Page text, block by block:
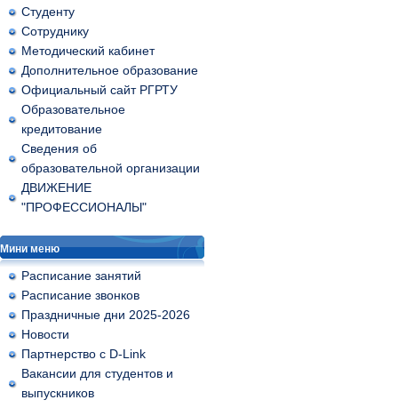
Студенту
Сотруднику
Методический кабинет
Дополнительное образование
Официальный сайт РГРТУ
Образовательное
кредитование
Сведения об
образовательной организации
ДВИЖЕНИЕ
"ПРОФЕССИОНАЛЫ"
Мини меню
Расписание занятий
Расписание звонков
Праздничные дни 2025-2026
Новости
Партнерство с D-Link
Вакансии для студентов и
выпускников